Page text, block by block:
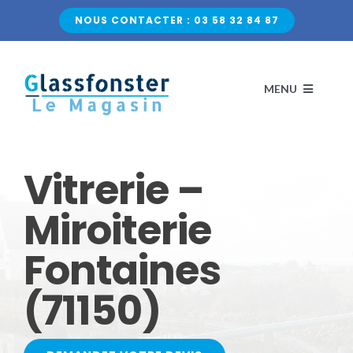
NOUS CONTACTER : 03 58 32 84 87
MENU
NOS VITRAGES
VERRE CLASSIQUE
VERRE DÉCORATIF
QUI SOMMES-NOUS ?
CONTACTEZ-NOUS
Vitrerie –
Miroiterie
Fontaines
(71150)